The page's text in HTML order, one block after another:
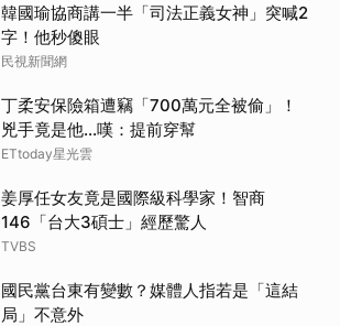
韓國瑜協商講一半「司法正義女神」突喊2
字！他秒傻眼
民視新聞網
丁柔安保險箱遭竊「700萬元全被偷」！
兇手竟是他...嘆：提前穿幫
ETtoday星光雲
姜厚任女友竟是國際級科學家！智商
146「台大3碩士」經歷驚人
TVBS
國民黨台東有變數？媒體人指若是「這結
局」不意外